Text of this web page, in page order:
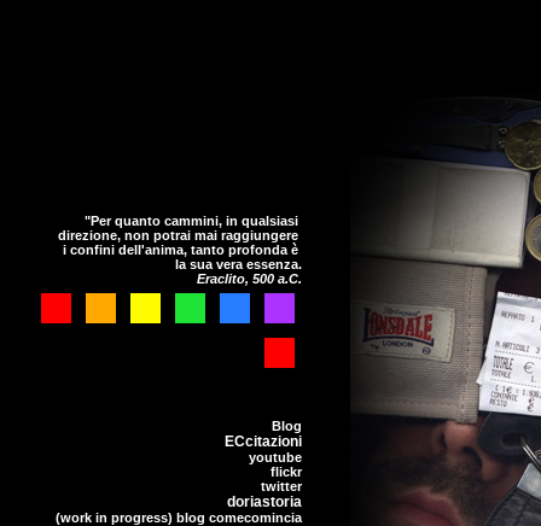
"Per quanto cammini, in qualsiasi
direzione, non potrai mai raggiungere
i confini dell'anima, tanto profonda è
la sua vera essenza.
Eraclito, 500 a.C.
Blog
ECcitazioni
youtube
flickr
twitter
doriastoria
(work in progress) blog comecomincia